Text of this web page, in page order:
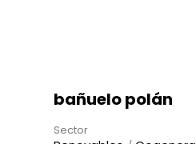
bañuelo polán
Sector